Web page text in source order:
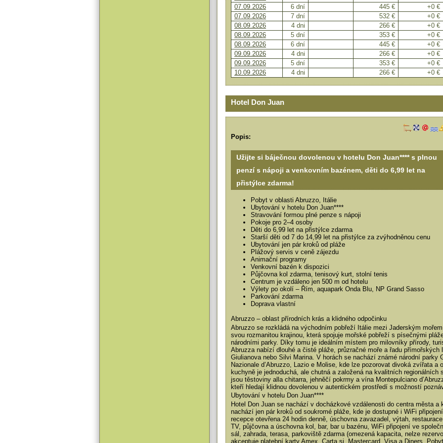
07.09.2026
6 dní 445 €
+0 €
07.09.2026
7 dní 532 €
+0 €
08.09.2026
4 dni 266 €
+0 €
08.09.2026
5 dní 353 €
+0 €
08.09.2026
6 dní 445 €
+0 €
09.09.2026
4 dni 266 €
+0 €
09.09.2026
5 dní 353 €
+0 €
10.09.2026
4 dni 266 € +0 €
Hotel Don Juan
Popis:
Užijte si báječnou dovolenou v hotelu Don Juan**** s plnou
penzí s nápoji a venkovním bazénem, děti do 6,99 let na
přistýlce zdarma!
Pobyt v oblasti Abruzzo, Itálie
Ubytování v hotelu Don Juan****
Stravování formou plné penze s nápoji
Pokoje pro 2–4 osoby
Děti do 6,99 let na přistýlce zdarma
Starší děti od 7 do 14,99 let na přistýlce za zvýhodněnou cenu
Ubytování jen pár kroků od pláže
Plážový servis v ceně zájezdu
Animační programy
Venkovní bazén k dispozici
Půjčovna kol zdarma, tenisový kurt, stolní tenis
Centrum je vzdáleno jen 500 m od hotelu
Výlety po okolí – Řím, aquapark Onda Blu, NP Grand Sasso
Parkování zdarma
Doprava vlastní
Abruzzo – oblast přírodních krás a klidného odpočinku
Abruzzo se rozkládá na východním pobřeží Itálie mezi Jaderským
svou rozmanitou krajinou, která spojuje mořské pobřeží s písečnými
národními parky. Díky tomu je ideálním místem pro milovníky přírody,
Abruzza nabízí dlouhé a čisté pláže, průzračné moře a řadu
Giulianova nebo Silvi Marina. V horách se nachází známé národní parky
Nazionale d’Abruzzo, Lazio e Molise, kde lze pozorovat divoká zvířata a
kuchyně je jednoduchá, ale chutná a založená na kvalitních regionálních
jsou těstoviny alla chitarra, jehněčí pokrmy a vína Montepulciano
kteří hledají klidnou dovolenou v autentickém prostředí s možností
Ubytování v hotelu Don Juan****
Hotel Don Juan se nachází v docházkové vzdálenosti do centra města a
nachází jen pár kroků od soukromé pláže, kde je dostupné i WiFi
recepce otevřena 24 hodin denně, úschovna zavazadel, výtah,
TV, půjčovna a úschovna kol, bar, bar u bazénu, WiFi připojení ve
sál, zahrada, terasa, parkoviště zdarma (omezená kapacita, nelze
akceptuje platební karty Amex, Carta si, Mastercard, Visa a Diners.